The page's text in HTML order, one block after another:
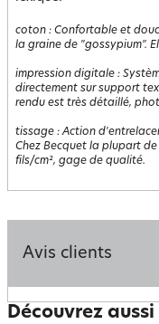
coton : Confortable et
la graine de "gossypium".
impression digitale :
directement sur support
rendu est très détaillé,
tissage :Action
Chez Becquet la plupart
fils/cm², gage de qualité.
Avis clients
Découvrez aussi